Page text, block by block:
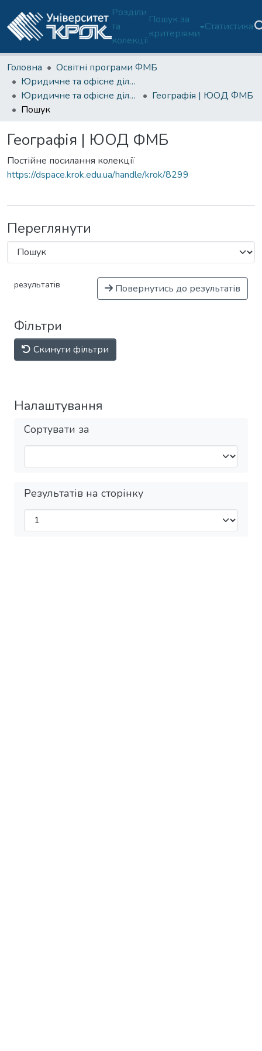
Розділи
та
колекції
Пошук за
критеріями
Статистика
Головна
Освітні програми ФМБ
Юридичне та офісне діловодство (ОП D6-ФМБ)
Юридичне та офісне діловодство (ОП D6-ФМБ) -1 курс
Географія | ЮОД ФМБ
Пошук
Географія | ЮОД ФМБ
Постійне посилання колекції
https://dspace.krok.edu.ua/handle/krok/8299
Переглянути
результатів Повернутись до результатів
Фільтри
Скинути фільтри
Налаштування
Сортувати за
Результатів на сторінку